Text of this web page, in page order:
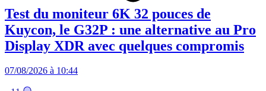
Test du moniteur 6K 32 pouces de
Kuycon, le G32P : une alternative au Pro
Display XDR avec quelques compromis
07/08/2026 à 10:44